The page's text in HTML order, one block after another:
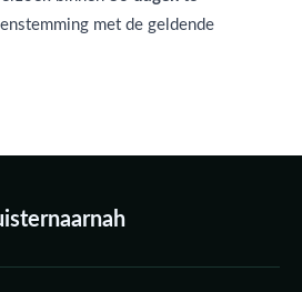
met de geldende